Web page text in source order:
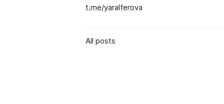
t.me/yaralferova
All posts